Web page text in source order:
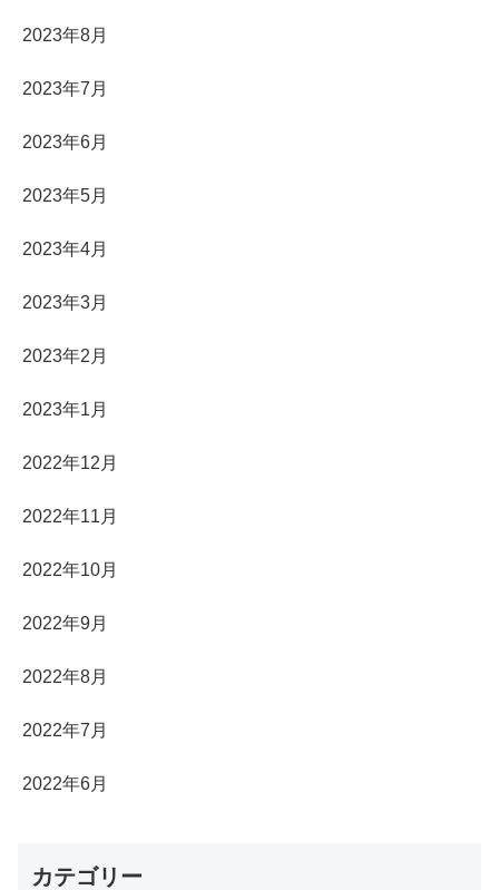
2023年8月
2023年7月
2023年6月
2023年5月
2023年4月
2023年3月
2023年2月
2023年1月
2022年12月
2022年11月
2022年10月
2022年9月
2022年8月
2022年7月
2022年6月
カテゴリー